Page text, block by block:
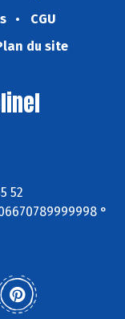
CGU
du site
52
°